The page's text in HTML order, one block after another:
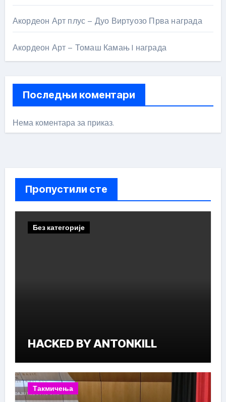
Акордеон Арт плус – Дуо Виртуозо Прва награда
Акордеон Арт – Томаш Камањ I награда
Последњи коментари
Нема коментара за приказ.
Пропустили сте
Без категорије
HACKED BY ANTONKILL
Такмичења